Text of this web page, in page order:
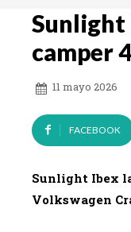
Sunlight
camper
11 mayo 2026
FACEBOOK
Sunlight Ibex
Volkswagen